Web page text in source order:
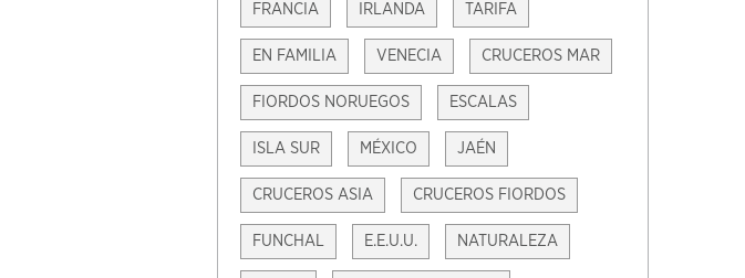
FRANCIA IRLANDA TARIFA
EN FAMILIA VENECIA CRUCEROS MAR
FIORDOS NORUEGOS ESCALAS
ISLA SUR MÉXICO JAÉN
CRUCEROS ASIA CRUCEROS FIORDOS
FUNCHAL E.E.U.U. NATURALEZA